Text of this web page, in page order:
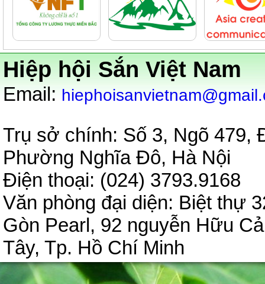
Hiệp hội Sắn Việt Nam
Email:
Trụ sở chính: Số 3, Ngõ 479,
Phường Nghĩa Đô, Hà Nội
Điện thoại: (024)
Văn phòng đại diện: Biệt thự
Gòn Pearl, 92 nguyễn Hữu
Tây, Tp. Hồ Chí Minh